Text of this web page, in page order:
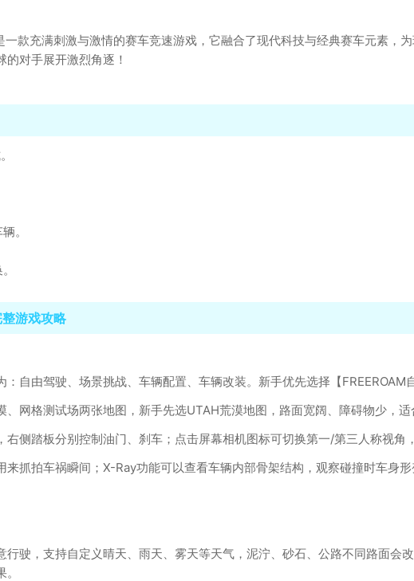
款充满刺激与激情的赛车竞速游戏，它融合了现代科技与经典赛车元素，
对手展开激烈角逐！
。
游戏攻略
自由驾驶、场景挑战、车辆配置、车辆改装。新手优先选择【FREEROAM
网格测试场两张地图，新手先选UTAH荒漠地图，路面宽阔、障碍物少，适
侧踏板分别控制油门、刹车；点击屏幕相机图标可切换第一/第三人称视角
抓拍车祸瞬间；X-Ray功能可以查看车辆内部骨架结构，观察碰撞时车身形
行驶，支持自定义晴天、雨天、雾天等天气，泥泞、砂石、公路不同路面